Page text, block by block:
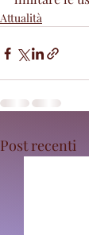
Attualità
Post recenti